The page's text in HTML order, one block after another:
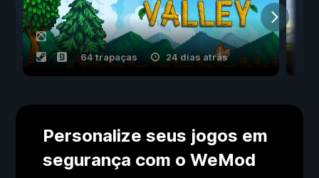
64 trapaças 24 dias atrás
Personalize seus jogos em
segurança com o WeMod